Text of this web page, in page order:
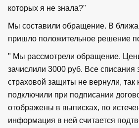
которых я не знала?"
Мы составили обращение. В
пришло положительное решение
" Мы рассмотрели обращение.
зачислили 3000 руб. Все списания
страховой защиты не вернули, так
подключили при подписании
отображены в выписках, по
информация в ней считается